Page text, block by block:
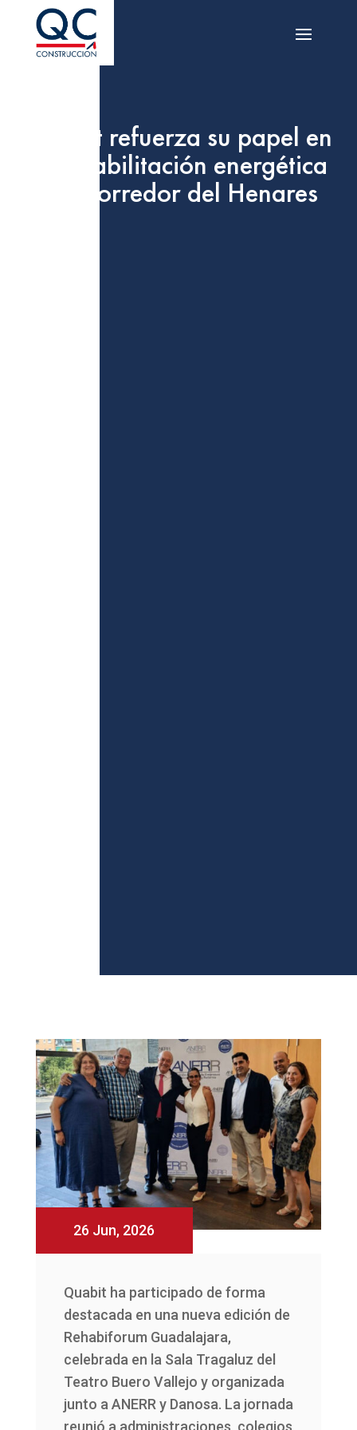
Quabit refuerza su papel en
la rehabilitación energética
del Corredor del Henares
26 Jun, 2026
Quabit ha participado de forma
destacada en una nueva edición de
Rehabiforum Guadalajara,
celebrada en la Sala Tragaluz del
Teatro Buero Vallejo y organizada
junto a ANERR y Danosa. La jornada
reunió a administraciones, colegios